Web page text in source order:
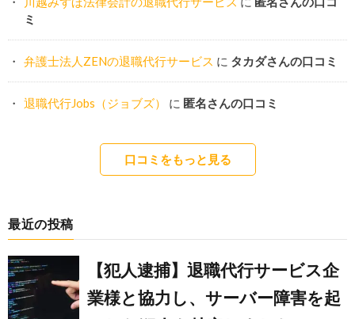
ミ
弁護士法人ZENの退職代行サービス に タカダさんの口コミ
退職代行Jobs（ジョブズ） に 匿名さんの口コミ
口コミをもっと見る
最近の投稿
【犯人逮捕】退職代行サービス企
業様と協力し、サーバー障害を起